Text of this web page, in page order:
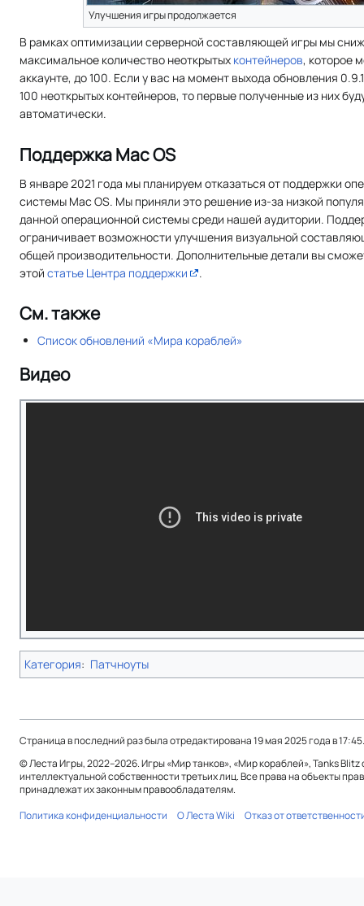
Улучшения игры продолжается
В рамках оптимизации серверной составляющей игры мы
максимальное количество неоткрытых контейнеров, которое
аккаунте, до 100. Если у вас на момент выхода обновления
100 неоткрытых контейнеров, то первые полученные из них
автоматически.
Поддержка Mac OS
В январе 2021 года мы планируем отказаться от поддержки
системы Mac OS. Мы приняли это решение из-за низкой
данной операционной системы среди нашей аудитории.
ограничивает возможности улучшения визуальной
общей производительности. Дополнительные детали вы
этой статье Центра поддержки .
См. также
Список обновлений «Мира кораблей»
Видео
Категория: Патчноуты
Страница в последний раз была отредактирована 19 мая 2025 года в 17:45.
© Леста Игры, 2022–2026. Игры «Мир танков», «Мир кораблей», Tanks Blitz
интеллектуальной собственности третьих лиц. Все права на объекты
принадлежат их законным правообладателям.
Политика конфиденциальности
О Леста Wiki Отказ от